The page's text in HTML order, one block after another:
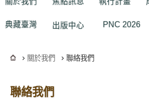
典藏臺灣 出版中心 PNC 2026
關於我們 聯絡我們
聯絡我們